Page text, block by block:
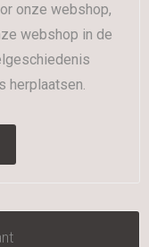
onze webshop,
webshop in de
herplaatsen.